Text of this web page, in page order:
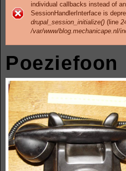
Error message
individual callbacks instead of
SessionHandlerInterface is
drupal_session_initialize() (line
/var/www/blog.mechanicape.nl/
Poeziefoon